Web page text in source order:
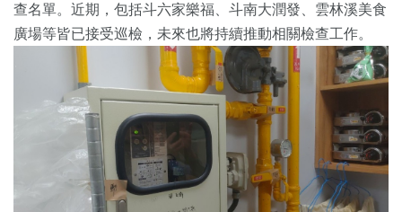
查名單。近期，包括斗六家樂福、斗南大潤發、雲林溪美食
廣場等皆已接受巡檢，未來也將持續推動相關檢查工作。